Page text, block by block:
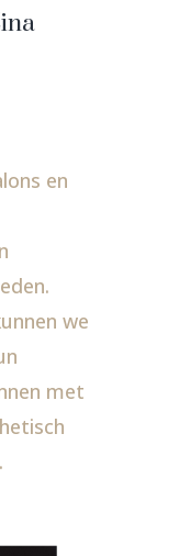
en
we
met